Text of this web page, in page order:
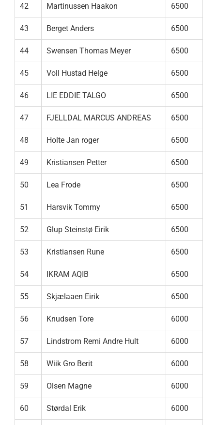
42 Martinussen Haakon 6500
43 Berget Anders 6500
44 Swensen Thomas Meyer 6500
45 Voll Hustad Helge 6500
46 LIE EDDIE TALGO 6500
47 FJELLDAL MARCUS ANDREAS 6500
48 Holte Jan roger 6500
49 Kristiansen Petter 6500
50 Lea Frode 6500
51 Harsvik Tommy 6500
52 Glup Steinstø Eirik 6500
53 Kristiansen Rune 6500
54 IKRAM AQIB 6500
55 Skjælaaen Eirik 6500
56 Knudsen Tore 6000
57 Lindstrom Remi Andre Hult 6000
58 Wiik Gro Berit 6000
59 Olsen Magne 6000
60 Størdal Erik 6000